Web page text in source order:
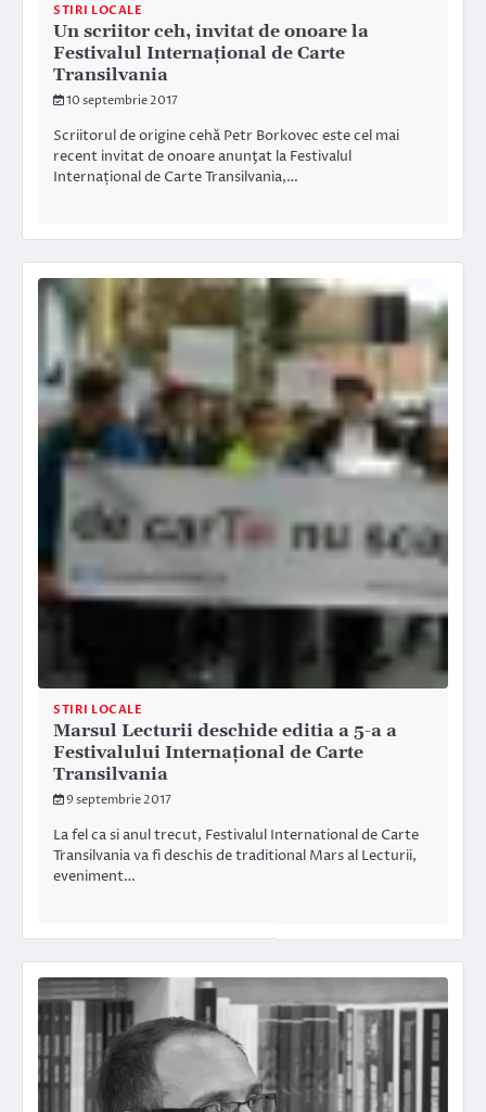
STIRI LOCALE
Un scriitor ceh, invitat de onoare la
Festivalul Internaţional de Carte
Transilvania
10 septembrie 2017
Scriitorul de origine cehă Petr Borkovec este cel mai
recent invitat de onoare anunţat la Festivalul
Internațional de Carte Transilvania,…
STIRI LOCALE
Marsul Lecturii deschide editia a 5-a a
Festivalului Internaţional de Carte
Transilvania
9 septembrie 2017
La fel ca si anul trecut, Festivalul International de Carte
Transilvania va fi deschis de traditional Mars al Lecturii,
eveniment…